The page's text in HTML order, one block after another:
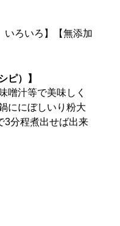
いろいろ】【無添加
ピ）】
噌汁等で美味しく
ににぼしいり粉大
3分程煮出せば出来